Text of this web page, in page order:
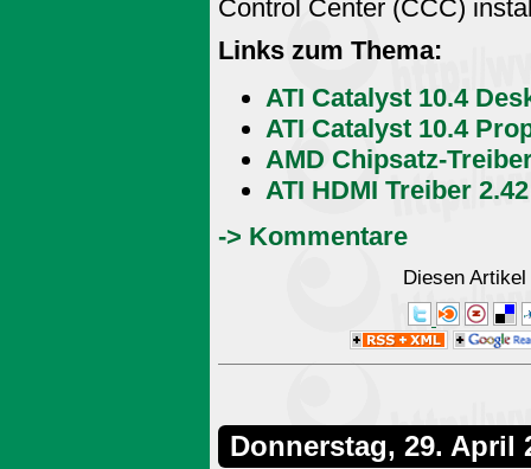
Control Center (CCC)
Links zum Thema:
ATI Catalyst 10.4
ATI Catalyst 10.4
AMD Chipsatz-
ATI HDMI Treiber 2.42
-> Kommentare
Diesen
Donnerstag, 29. April